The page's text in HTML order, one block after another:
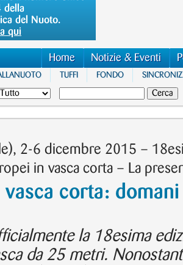
della
del Nuoto.
qui
Home Notizie & Eventi
TUFFI FONDO
2-6 dicembre 2015 –
in vasca corta – La
vasca corta:
la 18esima
da 25 metri.